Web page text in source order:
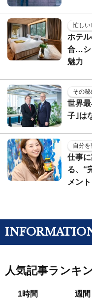
忙しい
ホテ
合…シ
魅力
その
世界
子｣は
自分
仕事
る、“
メント
人気記事ランキ
1時間 週間